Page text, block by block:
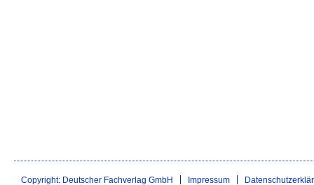
Copyright: Deutscher Fachverlag GmbH Impressum